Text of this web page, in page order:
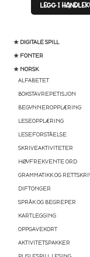
★ DIGITALE SPILL
★ FONTER
★ NORSK
ALFABETET
BOKSTAVREPETISJON
BEGYNNEROPPLÆRING
LESEOPPLÆRING
LESEFORSTÅELSE
SKRIVEAKTIVITETER
HØYFREKVENTE ORD
GRAMMATIKK OG
DIFTONGER
SPRÅK OG BEGREPER
KARTLEGGING
OPPGAVEKORT
AKTIVITETSPAKKER
LEGG I